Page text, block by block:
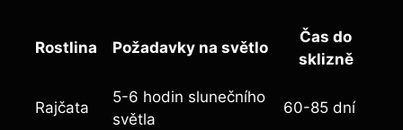
Rostlina Požadavky na světlo
Čas do
sklizně
Rajčata
5-6 hodin slunečního
světla
60-85 dní